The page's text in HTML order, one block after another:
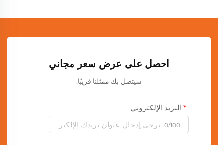
احصل على عرض سعر مجاني
سيتصل بك ممثلنا قريبًا.
البريد الإلكتروني
0/100